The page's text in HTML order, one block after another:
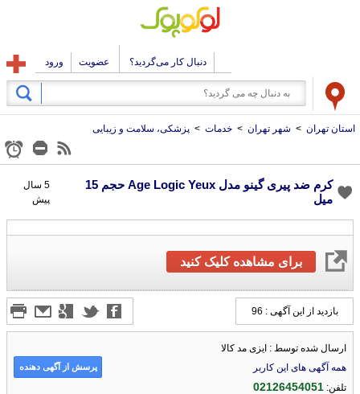
دنبال کار می‌گردید؟ عضویت ورود
استان تهران > شهر تهران > خدمات > پزشکی، سلامت و زیبایی
کرم ضد پیری گینو مدل Age Logic Yeux حجم 15
میل
5 سال
پیش
برای مشاهده کلیک کنید
بازدید از این آگهی : 96
ارسال شده توسط : ایزی مد کالا
همه آگهی های این کاربر
تلفن:02126454051
پرسش از آگهی دهنده